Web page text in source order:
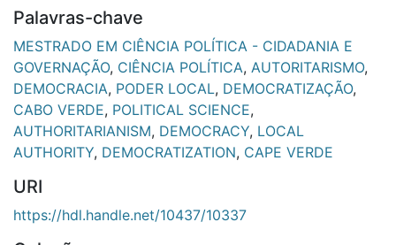
Palavras-chave
MESTRADO EM CIÊNCIA POLÍTICA - CIDADANIA E
GOVERNAÇÃO, CIÊNCIA POLÍTICA, AUTORITARISMO,
DEMOCRACIA, PODER LOCAL, DEMOCRATIZAÇÃO,
CABO VERDE, POLITICAL SCIENCE,
AUTHORITARIANISM, DEMOCRACY, LOCAL
AUTHORITY, DEMOCRATIZATION, CAPE VERDE
URI
https://hdl.handle.net/10437/10337